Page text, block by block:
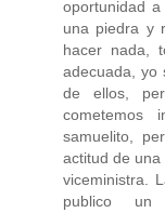
oportunidad
una piedra y
hacer nada,
adecuada, yo
de ellos,
cometemos
samuelito,
actitud de
viceministra.
publico